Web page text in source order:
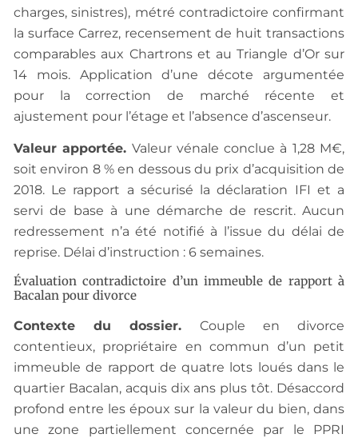
charges, sinistres), métré contradictoire confirmant
la surface Carrez, recensement de huit transactions
comparables aux Chartrons et au Triangle d’Or sur
14 mois. Application d’une décote argumentée
pour la correction de marché récente et
ajustement pour l’étage et l’absence d’ascenseur.
Valeur apportée. Valeur vénale conclue à 1,28 M€,
soit environ 8 % en dessous du prix d’acquisition de
2018. Le rapport a sécurisé la déclaration IFI et a
servi de base à une démarche de rescrit. Aucun
redressement n’a été notifié à l’issue du délai de
reprise. Délai d’instruction : 6 semaines.
Évaluation contradictoire d’un immeuble de rapport à
Bacalan pour divorce
Contexte du dossier. Couple en divorce
contentieux, propriétaire en commun d’un petit
immeuble de rapport de quatre lots loués dans le
quartier Bacalan, acquis dix ans plus tôt. Désaccord
profond entre les époux sur la valeur du bien, dans
une zone partiellement concernée par le PPRI